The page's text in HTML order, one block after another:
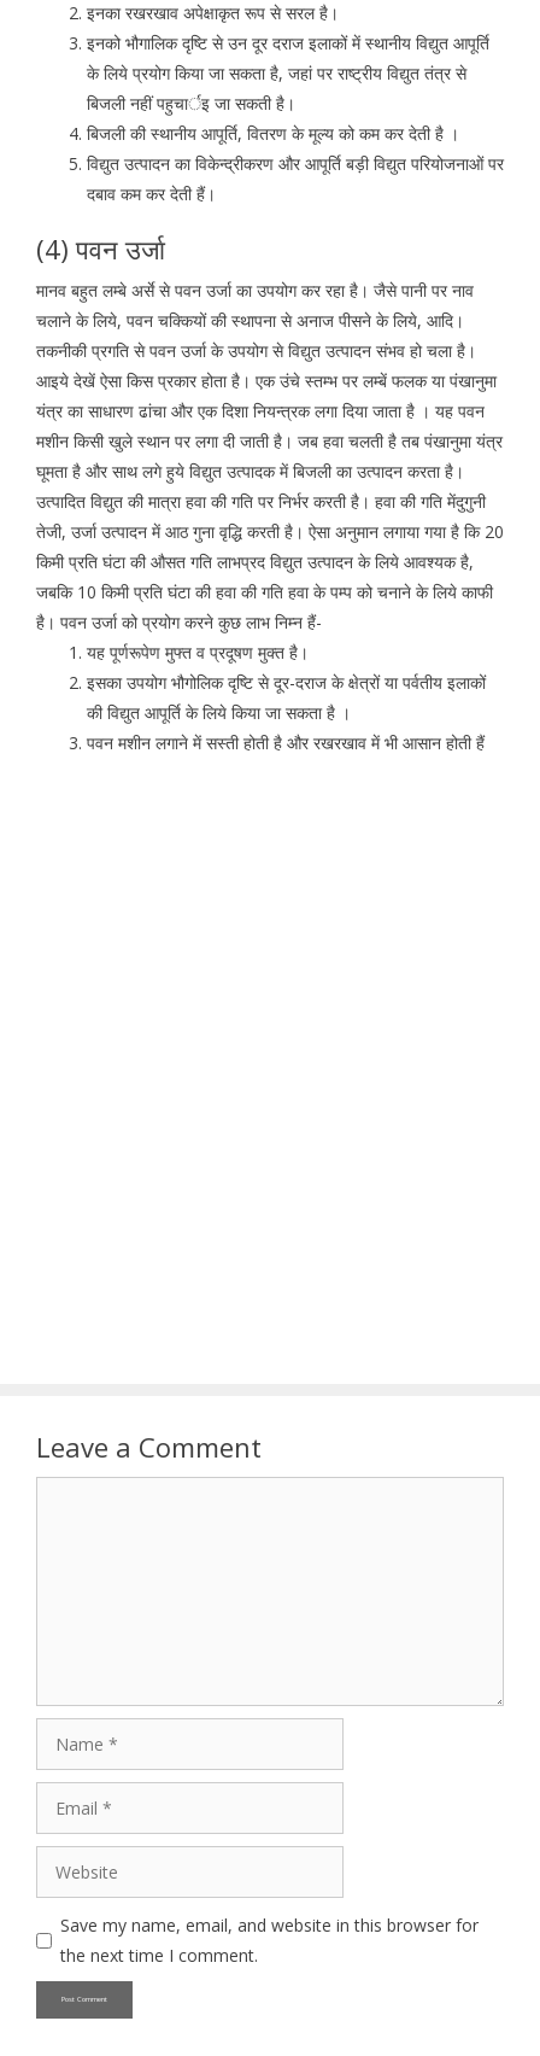
इनका रखरखाव अपेक्षाकृत रूप से सरल है।
इनको भौगालिक दृष्टि से उन दूर दराज इलाकों में स्थानीय विद्युत आपूर्ति
के लिये प्रयोग किया जा सकता है, जहां पर राष्ट्रीय विद्युत तंत्र से
बिजली नहीं पहुचार्इ जा सकती है।
बिजली की स्थानीय आपूर्ति, वितरण के मूल्य को कम कर देती है ।
विद्युत उत्पादन का विकेन्द्रीकरण और आपूर्ति बड़ी विद्युत परियोजनाओं पर
दबाव कम कर देती हैं।
(4) पवन उर्जा
मानव बहुत लम्बे अर्से से पवन उर्जा का उपयोग कर रहा है। जैसे पानी पर नाव
चलाने के लिये, पवन चक्कियों की स्थापना से अनाज पीसने के लिये, आदि।
तकनीकी प्रगति से पवन उर्जा के उपयोग से विद्युत उत्पादन संभव हो चला है।
आइये देखें ऐसा किस प्रकार होता है। एक उंचे स्तम्भ पर लम्बें फलक या पंखानुमा
यंत्र का साधारण ढांचा और एक दिशा नियन्त्रक लगा दिया जाता है । यह पवन
मशीन किसी खुले स्थान पर लगा दी जाती है। जब हवा चलती है तब पंखानुमा यंत्र
घूमता है और साथ लगे हुये विद्युत उत्पादक में बिजली का उत्पादन करता है।
उत्पादित विद्युत की मात्रा हवा की गति पर निर्भर करती है। हवा की गति मेंदुगुनी
तेजी, उर्जा उत्पादन में आठ गुना वृद्धि करती है। ऐसा अनुमान लगाया गया है कि 20
किमी प्रति घंटा की औसत गति लाभप्रद विद्युत उत्पादन के लिये आवश्यक है,
जबकि 10 किमी प्रति घंटा की हवा की गति हवा के पम्प को चनाने के लिये काफी
है। पवन उर्जा को प्रयोग करने कुछ लाभ निम्न हैं-
यह पूर्णरूपेण मुफ्त व प्रदूषण मुक्त है।
इसका उपयोग भौगोलिक दृष्टि से दूर-दराज के क्षेत्रों या पर्वतीय इलाकों
की विद्युत आपूर्ति के लिये किया जा सकता है ।
पवन मशीन लगाने में सस्ती होती है और रखरखाव में भी आसान होती हैं
Leave a Comment
Website
Save my name, email, and website in this browser for
the next time I comment.